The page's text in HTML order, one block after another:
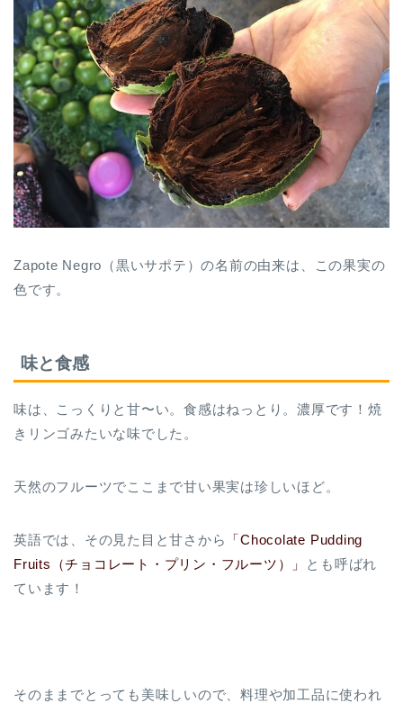
Zapote Negro（黒いサポテ）の名前の由来は、この果実の
色です。
味と食感
味は、こっくりと甘〜い。食感はねっとり。濃厚です！焼
きリンゴみたいな味でした。
天然のフルーツでここまで甘い果実は珍しいほど。
英語では、その見た目と甘さから
「Chocolate Pudding
Fruits（チョコレート・プリン・フルーツ）」
とも呼ばれ
ています！
そのままでとっても美味しいので、料理や加工品に使われ